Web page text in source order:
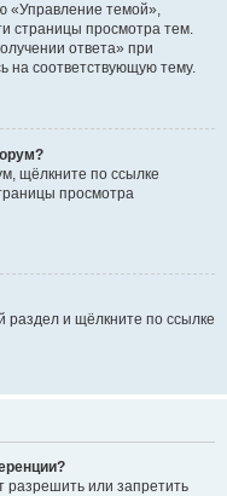
«Управление темой»,
страницы просмотра тем.
ответа» при
на соответствующую тему.
щёлкните по ссылке
просмотра
раздел и щёлкните по ссылке
или запретить